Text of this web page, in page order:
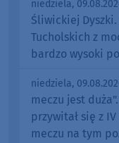
niedziela,
Śliwickiej
Tucholskich z
bardzo wysoki
niedziela,
meczu jest
przywitał się z
meczu na tym